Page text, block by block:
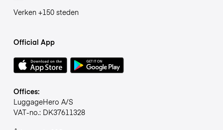
Verken +150 steden
Official App
Offices:
LuggageHero A/S
VAT-no.: DK37611328